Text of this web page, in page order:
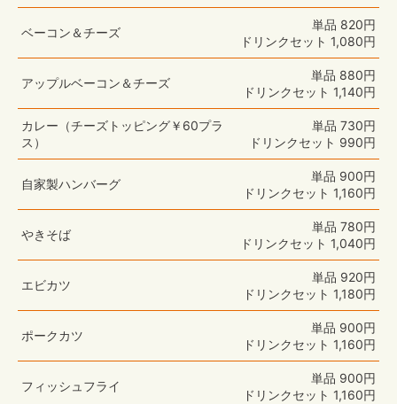
ベーコン＆チーズ
単品 820円
ドリンクセット 1,080円
アップルベーコン＆チーズ
単品 880円
ドリンクセット 1,140円
カレー（チーズトッピング￥60プラ
ス）
単品 730円
ドリンクセット 990円
自家製ハンバーグ
単品 900円
ドリンクセット 1,160円
やきそば
単品 780円
ドリンクセット 1,040円
エビカツ
単品 920円
ドリンクセット 1,180円
ポークカツ
単品 900円
ドリンクセット 1,160円
フィッシュフライ
単品 900円
ドリンクセット 1,160円